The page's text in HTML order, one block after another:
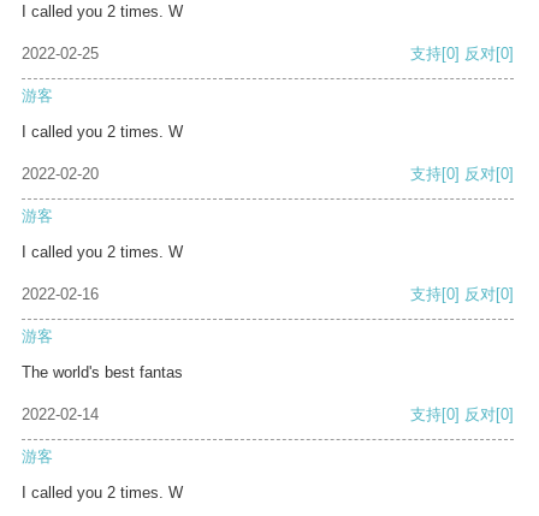
I called you 2 times. W
2022-02-25 支持[0] 反对[0]
游客
I called you 2 times. W
2022-02-20 支持[0] 反对[0]
游客
I called you 2 times. W
2022-02-16 支持[0] 反对[0]
游客
The world's best fantas
2022-02-14 支持[0] 反对[0]
游客
I called you 2 times. W